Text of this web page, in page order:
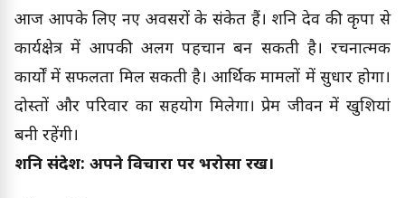
आज आपके लिए नए अवसरों के संकेत हैं। शनि देव की कृपा से
कार्यक्षेत्र में आपकी अलग पहचान बन सकती है। रचनात्मक
कार्यों में सफलता मिल सकती है। आर्थिक मामलों में सुधार होगा।
दोस्तों और परिवार का सहयोग मिलेगा। प्रेम जीवन में खुशियां
बनी रहेंगी।
शनि संदेश: अपने विचारों पर भरोसा रखें।